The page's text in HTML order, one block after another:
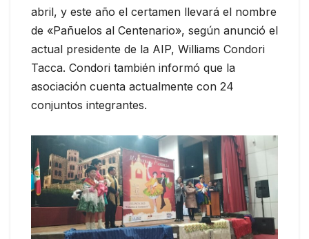
abril, y este año el certamen llevará el nombre
de «Pañuelos al Centenario», según anunció el
actual presidente de la AIP, Williams Condori
Tacca. Condori también informó que la
asociación cuenta actualmente con 24
conjuntos integrantes.